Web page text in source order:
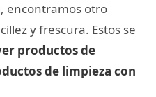
encontramos otro
y frescura. Estos se
productos de
de limpieza con